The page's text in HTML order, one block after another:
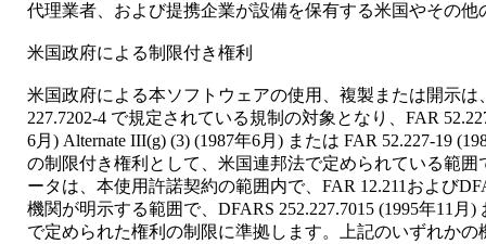
代理業者、および提携企業が設備を保有する米国やその他
米国政府による制限付き権利
米国政府による本ソフトウェアの使用、複製または開示は
227.7202-4 で規定されている規制の対象となり、FAR
6月) Alternate III(g) (3) (1987年6月) または FAR 52.227-19
の制限付き権利として、米国連邦法で定められている範囲
ータは、本使用許諾契約の範囲内で、FAR 12.211および
機関が明示する範囲で、DFARS 252.227.7015 (1995年11月)
で定められた権利の制限に準拠します。上記のいずれか